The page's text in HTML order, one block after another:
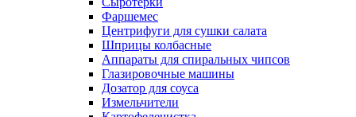
Фаршемес
Центрифуги для сушки салата
Шприцы колбасные
Аппараты для спиральных чипсов
Глазировочные машины
Дозатор для соуса
Измельчители